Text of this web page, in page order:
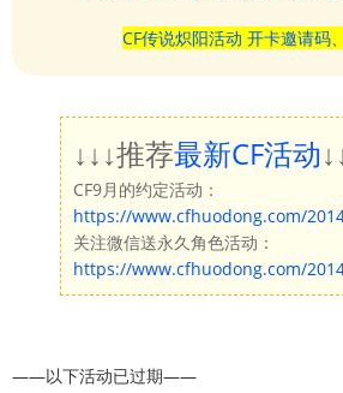
CF传说炽阳活动 开卡邀请码
↓↓↓推荐最新CF活动
CF9月的约定活动：
https://www.cfhuodong.com/
关注微信送永久角色活动：
https://www.cfhuodong.com/
——以下活动已过期——